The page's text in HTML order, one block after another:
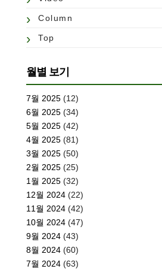
Column
Top
월별 보기
7월 2025 (12)
6월 2025 (34)
5월 2025 (42)
4월 2025 (81)
3월 2025 (50)
2월 2025 (25)
1월 2025 (32)
12월 2024 (22)
11월 2024 (42)
10월 2024 (47)
9월 2024 (43)
8월 2024 (60)
7월 2024 (63)